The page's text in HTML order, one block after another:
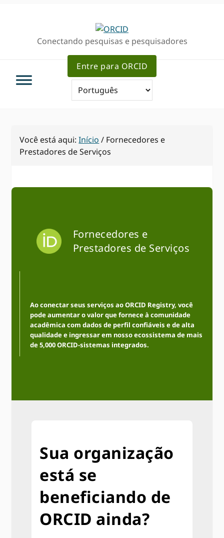
navegaçãoConectando pesquisas e pesquisadores
Entre para ORCID
Você está aqui:Início / Fornecedores e
Prestadores de Serviços
Fornecedores e
Prestadores de Serviços
Ao conectar seus serviços ao ORCID Registry, você
pode aumentar o valor que fornece à comunidade
acadêmica com dados de perfil confiáveis ​​e de alta
qualidade e ingressar em nosso ecossistema de mais
de 5,000 ORCID-sistemas integrados.
Sua organização
está se
beneficiando de
ORCID ainda?